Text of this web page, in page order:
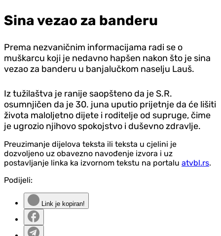
Sina vezao za banderu
Prema nezvaničnim informacijama radi se o
muškarcu koji je nedavno hapšen nakon što je sina
vezao za banderu u banjalučkom naselju Lauš.
Iz tužilaštva je ranije saopšteno da je S.R.
osumnjičen da je 30. juna uputio prijetnje da će lišiti
života maloljetno dijete i roditelje od supruge, čime
je ugrozio njihovo spokojstvo i duševno zdravlje.
Preuzimanje dijelova teksta ili teksta u cjelini je
dozvoljeno uz obavezno navođenje izvora i uz
postavljanje linka ka izvornom tekstu na portalu atvbl.rs.
Podijeli:
Link je kopiran!